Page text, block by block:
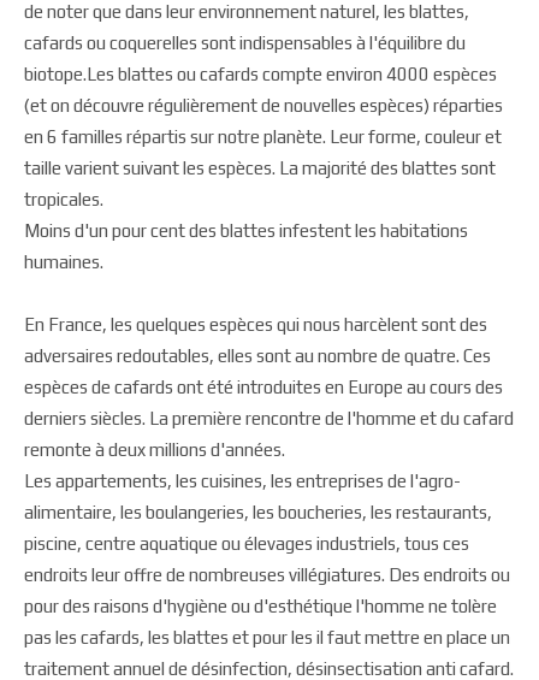
de noter que dans leur environnement naturel, les blattes,
cafards ou coquerelles sont indispensables à l'équilibre du
biotope.Les blattes ou cafards compte environ 4000 espèces
(et on découvre régulièrement de nouvelles espèces) réparties
en 6 familles répartis sur notre planète. Leur forme, couleur et
taille varient suivant les espèces. La majorité des blattes sont
tropicales.
Moins d'un pour cent des blattes infestent les habitations
humaines.
En France, les quelques espèces qui nous harcèlent sont des
adversaires redoutables, elles sont au nombre de quatre. Ces
espèces de cafards ont été introduites en Europe au cours des
derniers siècles. La première rencontre de l'homme et du cafard
remonte à deux millions d'années.
Les appartements, les cuisines, les entreprises de l'agro-
alimentaire, les boulangeries, les boucheries, les restaurants,
piscine, centre aquatique ou élevages industriels, tous ces
endroits leur offre de nombreuses villégiatures. Des endroits ou
pour des raisons d'hygiène ou d'esthétique l'homme ne tolère
pas les cafards, les blattes et pour les il faut mettre en place un
traitement annuel de désinfection, désinsectisation anti cafard.